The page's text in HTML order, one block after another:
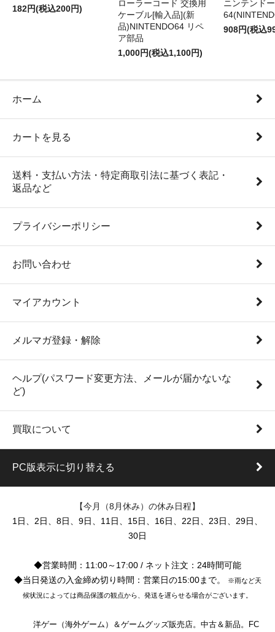
182円(税込200円)
ローラーコード 交換用
ケーブル[輸入品](新
品)NINTENDO64 リペ
ア部品
1,000円(税込1,100円)
ニンテンドー
908円(税込
ホーム
カートを見る
送料・支払い方法・特定商取引法に基づく表記・
返品など
プライバシーポリシー
お問い合わせ
マイアカウント
メルマガ登録・解除
ヘルプ(パスワード変更方法、メールが届かないな
ど)
買取について
PC版表示に切り替える
【今月（8月休み）の休み日程】
1日、2日、8日、9日、11日、15日、16日、22日、23日、29日、
30日
◆営業時間：11:00～17:00 / ネット注文：24時間可能
◆当日発送の入金締め切り時間：営業日の15:00まで。
※雨など天
候状況によっては商品保護の観点から、発送を遅らせる場合がございます。
洋ゲー（海外ゲーム）＆ゲームグッズ販売店。中古＆新品。FC